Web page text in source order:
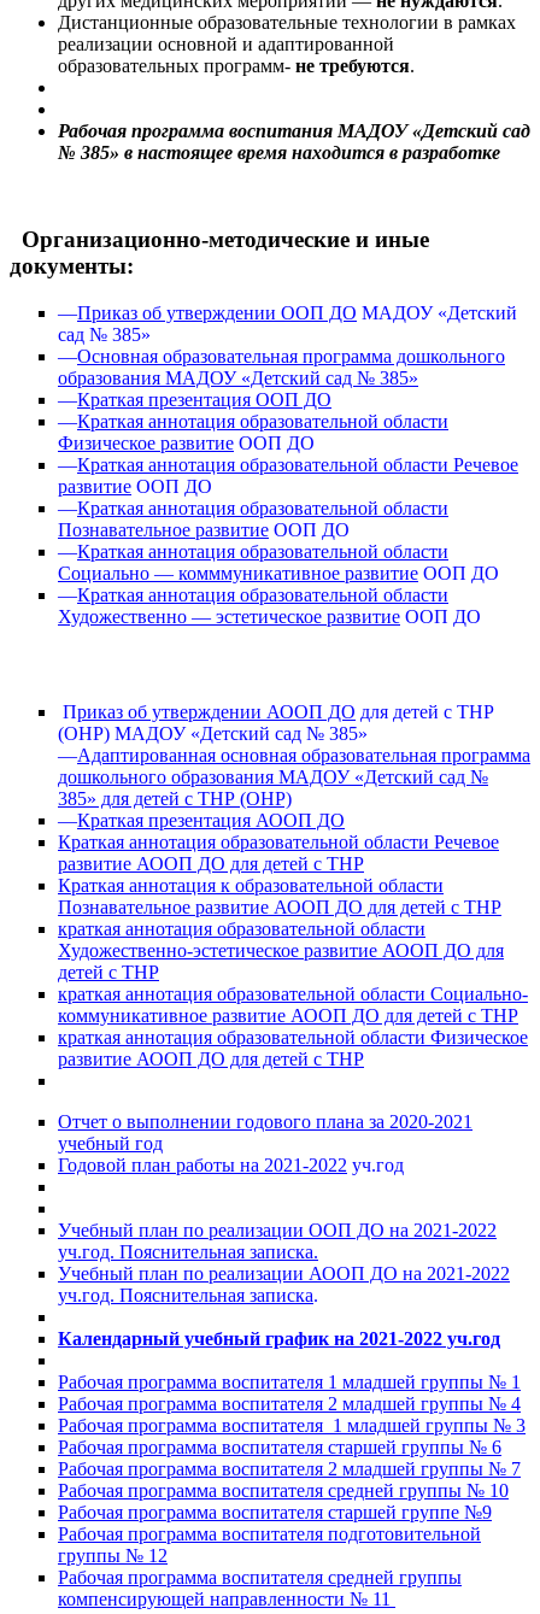
Дистанционные образовательные технологии в рамках
реализации основной и адаптированной
образовательных программ- не требуются.
Рабочая программа воспитания МАДОУ «Детский сад
№ 385» в настоящее время находится в разработке
Организационно-методические и иные
документы:
—Приказ об утверждении ООП ДО МАДОУ «Детский
сад № 385»
—Основная образовательная программа дошкольного
образования МАДОУ «Детский сад № 385»
—Краткая презентация ООП ДО
—Краткая аннотация образовательной области
Физическое развитие ООП ДО
—Краткая аннотация образовательной области Речевое
развитие ООП ДО
—Краткая аннотация образовательной области
Познавательное развитие ООП ДО
—Краткая аннотация образовательной области
Социально — комммуникативное развитие ООП ДО
—Краткая аннотация образовательной области
Художественно — эстетическое развитие ООП ДО
Приказ об утверждении АООП ДО для детей с ТНР
(ОНР) МАДОУ «Детский сад № 385»
—Адаптированная основная образовательная программа
дошкольного образования МАДОУ «Детский сад №
385» для детей с ТНР (ОНР)
—Краткая презентация АООП ДО
Краткая аннотация образовательной области Речевое
развитие АООП ДО для детей с ТНР
Краткая аннотация к образовательной области
Познавательное развитие АООП ДО для детей с ТНР
краткая аннотация образовательной области
Художественно-эстетическое развитие АООП ДО для
детей с ТНР
краткая аннотация образовательной области Социально-
коммуникативное развитие АООП ДО для детей с ТНР
краткая аннотация образовательной области Физическое
развитие АООП ДО для детей с ТНР
Отчет о выполнении годового плана за 2020-2021
учебный год
Годовой план работы на 2021-2022 уч.год
Учебный план по реализации ООП ДО на 2021-2022
уч.год. Пояснительная записка.
Учебный план по реализации АООП ДО на 2021-2022
уч.год. Пояснительная записка.
Календарный учебный график на 2021-2022 уч.год
Рабочая программа воспитателя 1 младшей группы № 1
Рабочая программа воспитателя 2 младшей группы № 4
Рабочая программа воспитателя 1 младшей группы № 3
Рабочая программа воспитателя старшей группы № 6
Рабочая программа воспитателя 2 младшей группы № 7
Рабочая программа воспитателя средней группы № 10
Рабочая программа воспитателя старшей группе №9
Рабочая программа воспитателя подготовительной
группы № 12
Рабочая программа воспитателя средней группы
компенсирующей направленности № 11